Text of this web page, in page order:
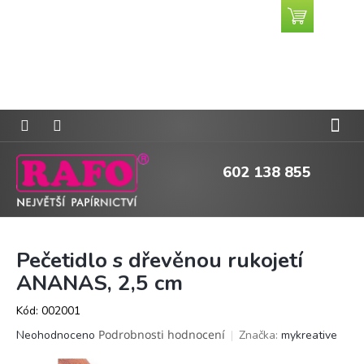
602 138 855
Nákupní
košík
Pečetidlo s dřevěnou rukojetí
ANANAS, 2,5 cm
Kód: 002001
Průměrné
Neohodnoceno Podrobnosti hodnocení Značka: mykreative